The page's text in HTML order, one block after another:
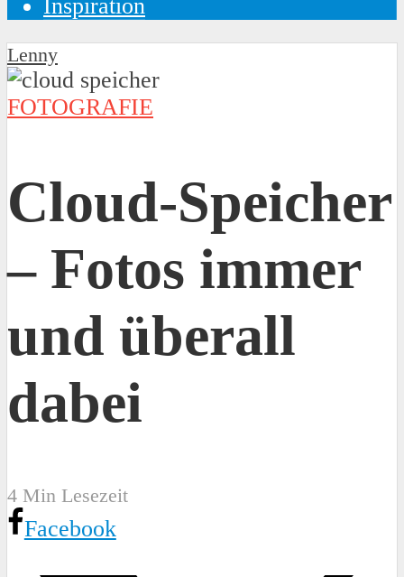
Inspiration
Lenny
FOTOGRAFIE
Cloud-Speicher
– Fotos immer
und überall
dabei
4 Min Lesezeit
Facebook